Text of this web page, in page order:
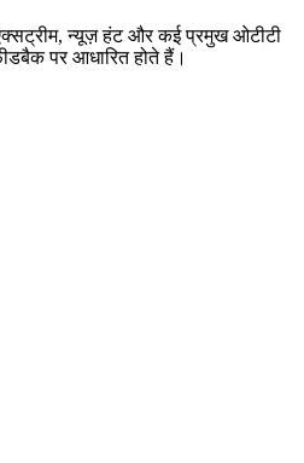
न्यूज़ हंट और कई प्रमुख ओटीटी
पर आधारित होते हैं।